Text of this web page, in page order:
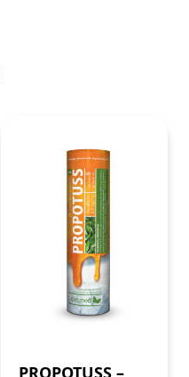
PROPOTUSS –